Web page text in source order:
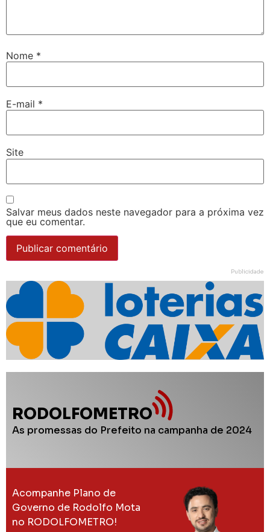
Nome *
E-mail *
Site
Salvar meus dados neste navegador para a próxima vez
que eu comentar.
Publicidade
RODOLFOMETRO
As promessas do Prefeito na campanha de 2024
Acompanhe Plano de
Governo de Rodolfo Mota
no RODOLFOMETRO!